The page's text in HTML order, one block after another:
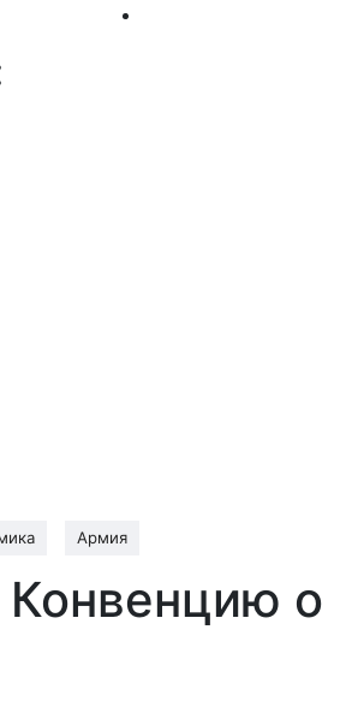
Армия
Конвенцию о